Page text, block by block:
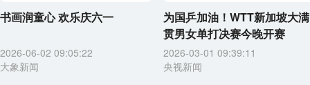
书画润童心 欢乐庆六一
2026-06-02 09:05:22
大象新闻
为国乒加油！WTT新加坡大满
贯男女单打决赛今晚开赛
2026-03-01 09:39:11
央视新闻